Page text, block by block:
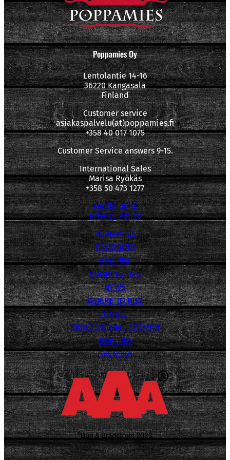
Poppamies Oy
Lentolantie 14-16
36220 Kangasala
Finland
Customer service
asiakaspalvelu(at)poppamies.fi
+358 40 017 1075
Customer Service answers 9-15.
International Sales
Marisa Ryökäs
+358 50 473 1277
Media Bank
Privacy Policy
POPPAMIES
PRODUCTS
RECIPES
COOKING TIPS
NEWS
WHERE TO BUY
CONTACT
PROFESSIONAL KITCHEN
ENGLISH
SVENSKA